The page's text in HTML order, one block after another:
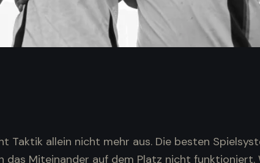
Taktik allein nicht mehr aus. Die besten
das Miteinander auf dem Platz nicht funktioniert.